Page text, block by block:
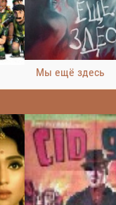
Мы ещё здесь